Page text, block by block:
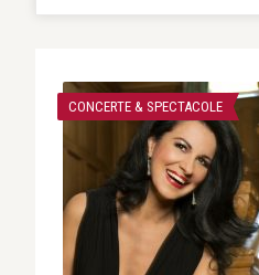
CONCERTE & SPECTACOLE